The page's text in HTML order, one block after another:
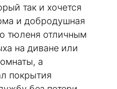
так и хочется
и добродушная
тюленя отличным
на диване или
а
покрытия